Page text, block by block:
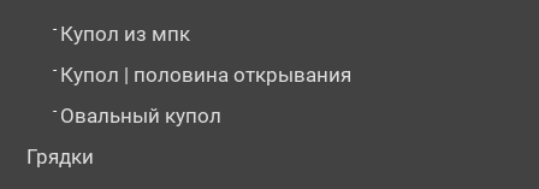
- Купол из мпк
- Купол | половина открывания
- Овальный купол
Грядки